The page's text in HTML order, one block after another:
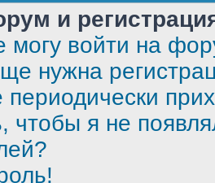
и
могу войти на
нужна
чтобы я не